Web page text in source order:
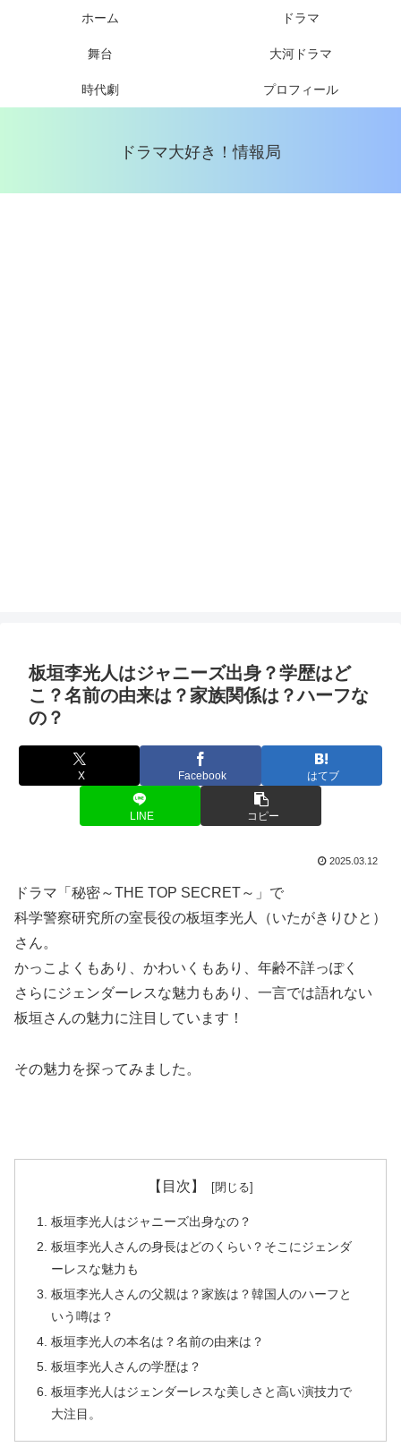
ドラマ大好き！情報局
ホーム ドラマ
舞台 大河ドラマ
時代劇 プロフィール
板垣李光人はジャニーズ出身？学歴はど
こ？名前の由来は？家族関係は？ハーフな
の？
X Facebook はてブ
LINE コピー
2025.03.12
ドラマ「秘密～THE TOP SECRET～」で
科学警察研究所の室長役の板垣李光人（いたがきりひと）
さん。
かっこよくもあり、かわいくもあり、年齢不詳っぽく
さらにジェンダーレスな魅力もあり、一言では語れない
板垣さんの魅力に注目しています！
その魅力を探ってみました。
【目次】
板垣李光人はジャニーズ出身なの？
板垣李光人さんの身長はどのくらい？そこにジェンダ
ーレスな魅力も
板垣李光人さんの父親は？家族は？韓国人のハーフと
いう噂は？
板垣李光人の本名は？名前の由来は？
板垣李光人さんの学歴は？
板垣李光人はジェンダーレスな美しさと高い演技力で
大注目。